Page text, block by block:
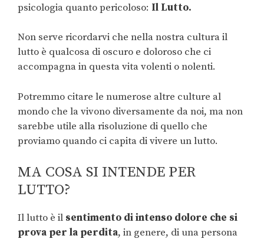
psicologia quanto pericoloso: Il Lutto.
Non serve ricordarvi che nella nostra cultura il
lutto è qualcosa di oscuro e doloroso che ci
accompagna in questa vita volenti o nolenti.
Potremmo citare le numerose altre culture al
mondo che la vivono diversamente da noi, ma non
sarebbe utile alla risoluzione di quello che
proviamo quando ci capita di vivere un lutto.
MA COSA SI INTENDE PER
LUTTO?
Il lutto è il sentimento di intenso dolore che si
prova per la perdita, in genere, di una persona